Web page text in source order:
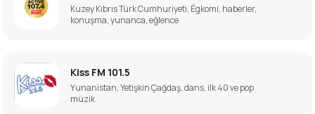
Kuzey Kıbrıs Türk Cumhuriyeti, Égkomi, haberler,
konuşma, yunanca, eğlence
Kiss FM 101.5
Yunanistan, Yetişkin Çağdaş, dans, ilk 40 ve pop
müzik